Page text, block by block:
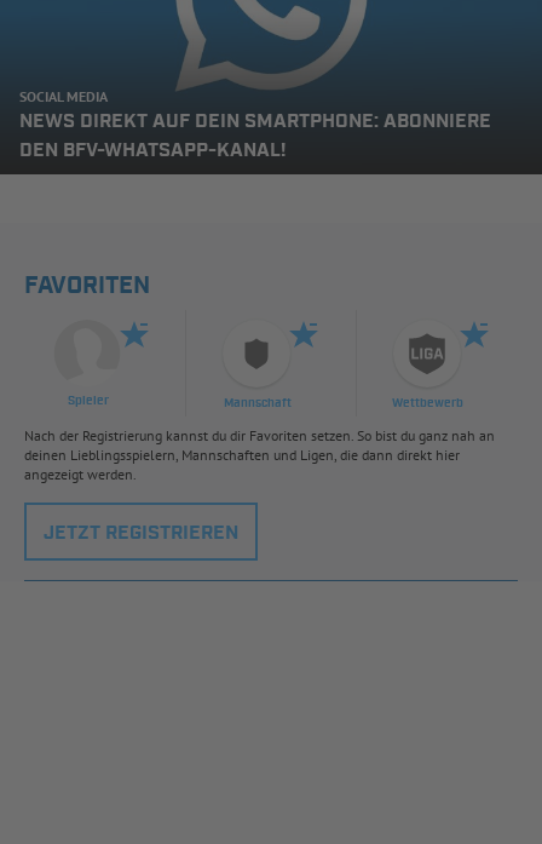
SOCIAL MEDIA
NEWS DIREKT AUF DEIN SMARTPHONE: ABONNIERE
DEN BFV-WHATSAPP-KANAL!
FAVORITEN
Spieler Mannschaft Wettbewerb
Nach der Registrierung kannst du dir Favoriten setzen. So bist du ganz nah an
deinen Lieblingsspielern, Mannschaften und Ligen, die dann direkt hier
angezeigt werden.
JETZT REGISTRIEREN